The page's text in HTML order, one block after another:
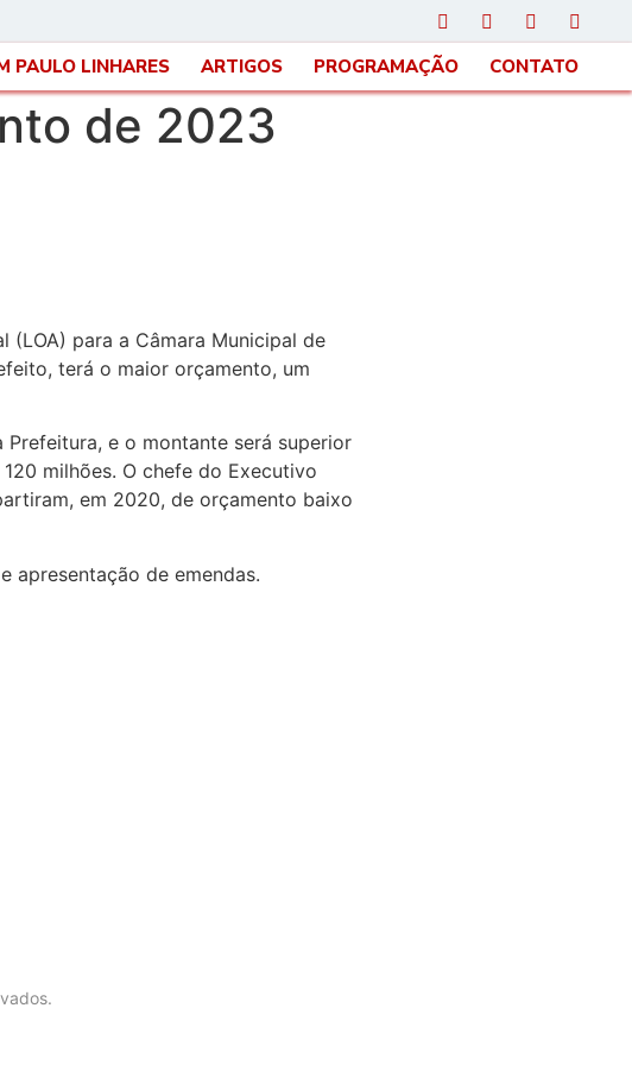
PAULO LINHARES ARTIGOS PROGRAMAÇÃO CONTATO
de 2023
(LOA) para a Câmara Municipal de
terá o maior orçamento, um
e o montante será superior
milhões. O chefe do Executivo
em 2020, de orçamento baixo
apresentação de emendas.